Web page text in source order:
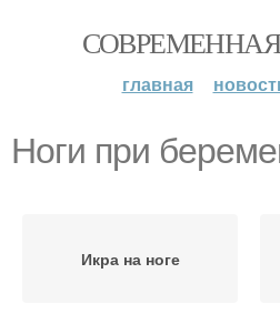
главная
Ноги при
Икра на ноге